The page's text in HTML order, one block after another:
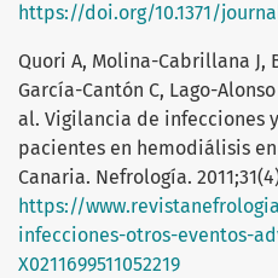
https://doi.org/10.1371/
Quori A, Molina-Cabrillana J,
García-Cantón C, Lago-
al. Vigilancia de infecciones
pacientes en hemodiálisis
Canaria. Nefrología.
https://
infecciones-otros-eventos-
X0211699511052219